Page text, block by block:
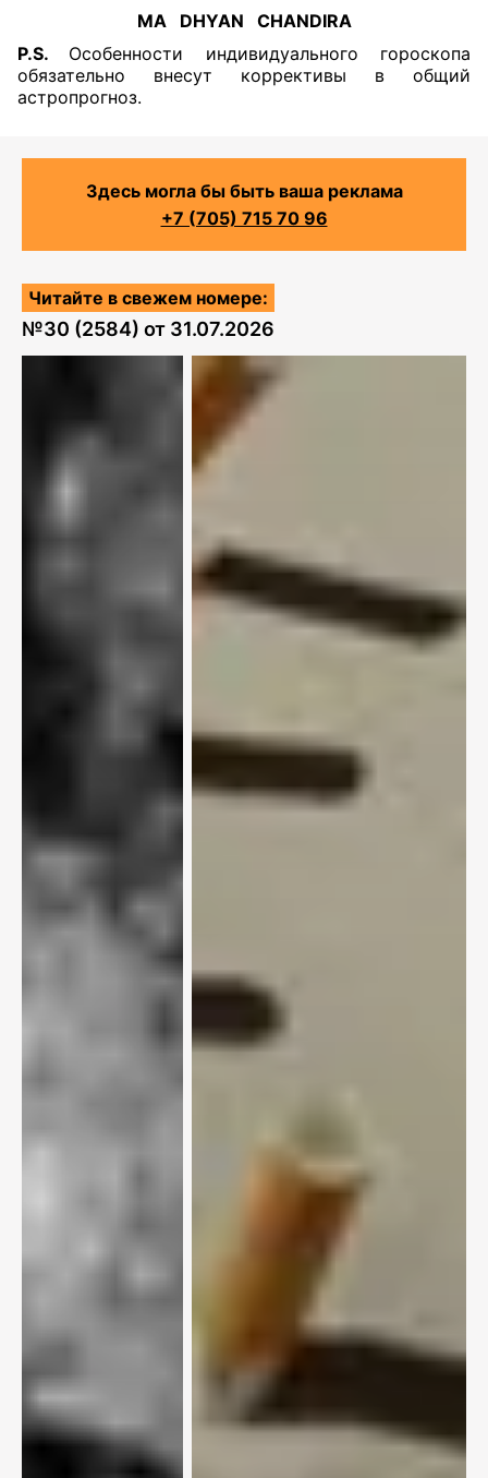
MA DHYAN CHANDIRA
P.S. Особенности индивидуального гороскопа
обязательно внесут коррективы в общий
астропрогноз.
Здесь могла бы быть ваша реклама
+7 (705) 715 70 96
Читайте в свежем номере:
№30 (2584) от 31.07.2026